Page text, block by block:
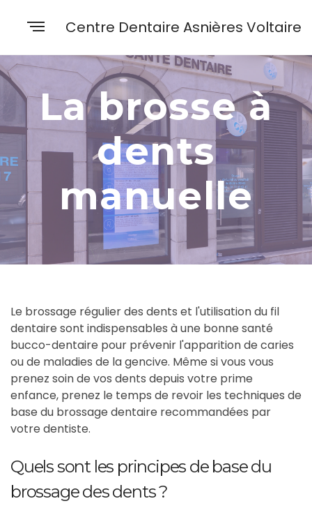
Centre Dentaire Asnières Voltaire
La brosse à
dents
manuelle
Le brossage régulier des dents et l'utilisation du fil
dentaire sont indispensables à une bonne santé
bucco-dentaire pour prévenir l'apparition de caries
ou de maladies de la gencive. Même si vous vous
prenez soin de vos dents depuis votre prime
enfance, prenez le temps de revoir les techniques de
base du brossage dentaire recommandées par
votre dentiste.
Quels sont les principes de base du
brossage des dents ?